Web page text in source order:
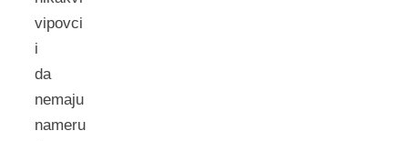
vipovci
i
da
nemaju
nameru